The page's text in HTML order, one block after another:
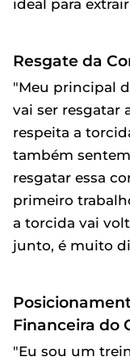
ideal para
Resgate da
"Meu principal
vai ser resgatar
respeita a
também
resgatar essa
primeiro
a torcida vai
junto, é muito
Financeira do
"Eu sou um